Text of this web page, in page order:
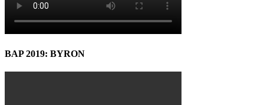
BAP 2019: BYRON